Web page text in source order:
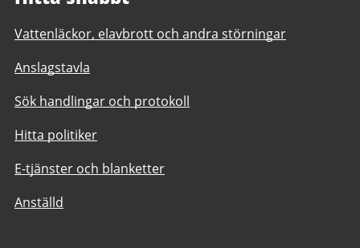
Vattenläckor, elavbrott och andra störningar
Anslagstavla
Sök handlingar och protokoll
Hitta politiker
E-tjänster och blanketter
Anställd